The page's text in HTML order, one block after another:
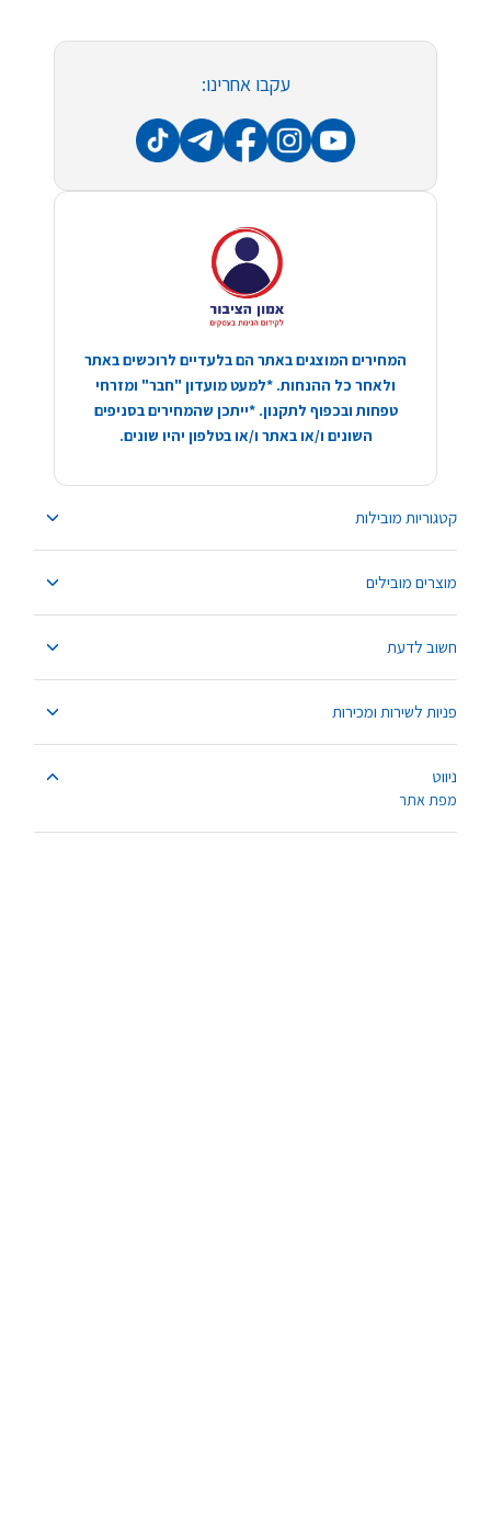
קטגוריות מובילות
מוצרים מובילים
חשוב לדעת
פניות לשירות ומכירות
ניווט
מפת אתר
עקבו אחרינו:
המחירים המוצגים באתר הם בלעדיים לרוכשים באתר
ולאחר כל ההנחות. *למעט מועדון "חבר" ומזרחי
טפחות ובכפוף לתקנון. *ייתכן שהמחירים בסניפים
השונים ו/או באתר ו/או בטלפון יהיו שונים.